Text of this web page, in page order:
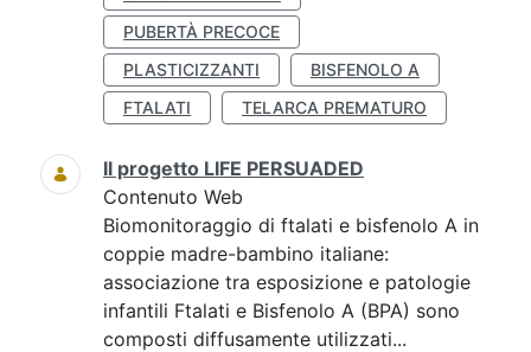
PUBERTÀ PRECOCE
PLASTICIZZANTI
BISFENOLO A
FTALATI
TELARCA PREMATURO
Il progetto LIFE PERSUADED
Contenuto Web
Biomonitoraggio di ftalati e bisfenolo A in
coppie madre-bambino italiane:
associazione tra esposizione e patologie
infantili Ftalati e Bisfenolo A (BPA) sono
composti diffusamente utilizzati...